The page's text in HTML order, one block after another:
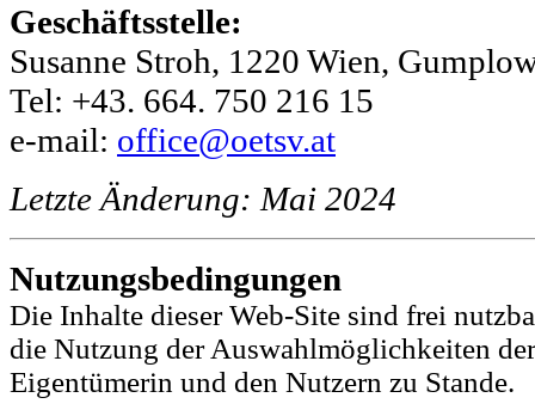
Geschäftsstelle:
Susanne Stroh, 1220 Wien,
Tel: +43. 664. 750 216 15
e-mail: office@oetsv.at
Letzte Änderung: Mai 2024
Nutzungsbedingungen
Die Inhalte dieser Web-Site sind frei
die Nutzung der Auswahlmöglichkeiten
Eigentümerin und den Nutzern zu Stande.